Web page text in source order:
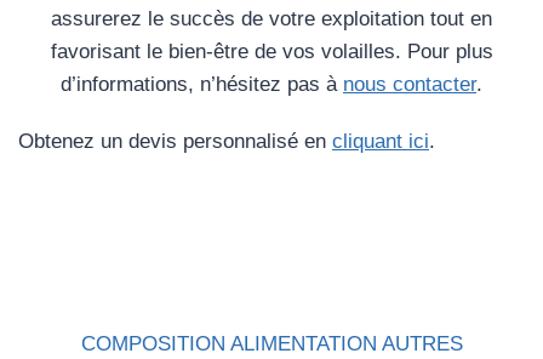
assurerez le succès de votre exploitation tout en
favorisant le bien-être de vos volailles. Pour plus
d’informations, n’hésitez pas à nous contacter.
Obtenez un devis personnalisé en cliquant ici.
COMPOSITION ALIMENTATION AUTRES